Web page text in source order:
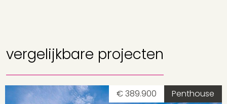
vergelijkbare projecten
Penthouse
€ 389.900